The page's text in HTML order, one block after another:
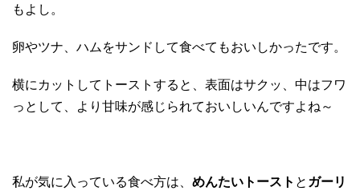
もよし。
卵やツナ、ハムをサンドして食べてもおいしかったです。
横にカットしてトーストすると、表面はサクッ、中はフワ
っとして、より甘味が感じられておいしいんですよね～
私が気に入っている食べ方は、 めんたいトースト と ガーリ